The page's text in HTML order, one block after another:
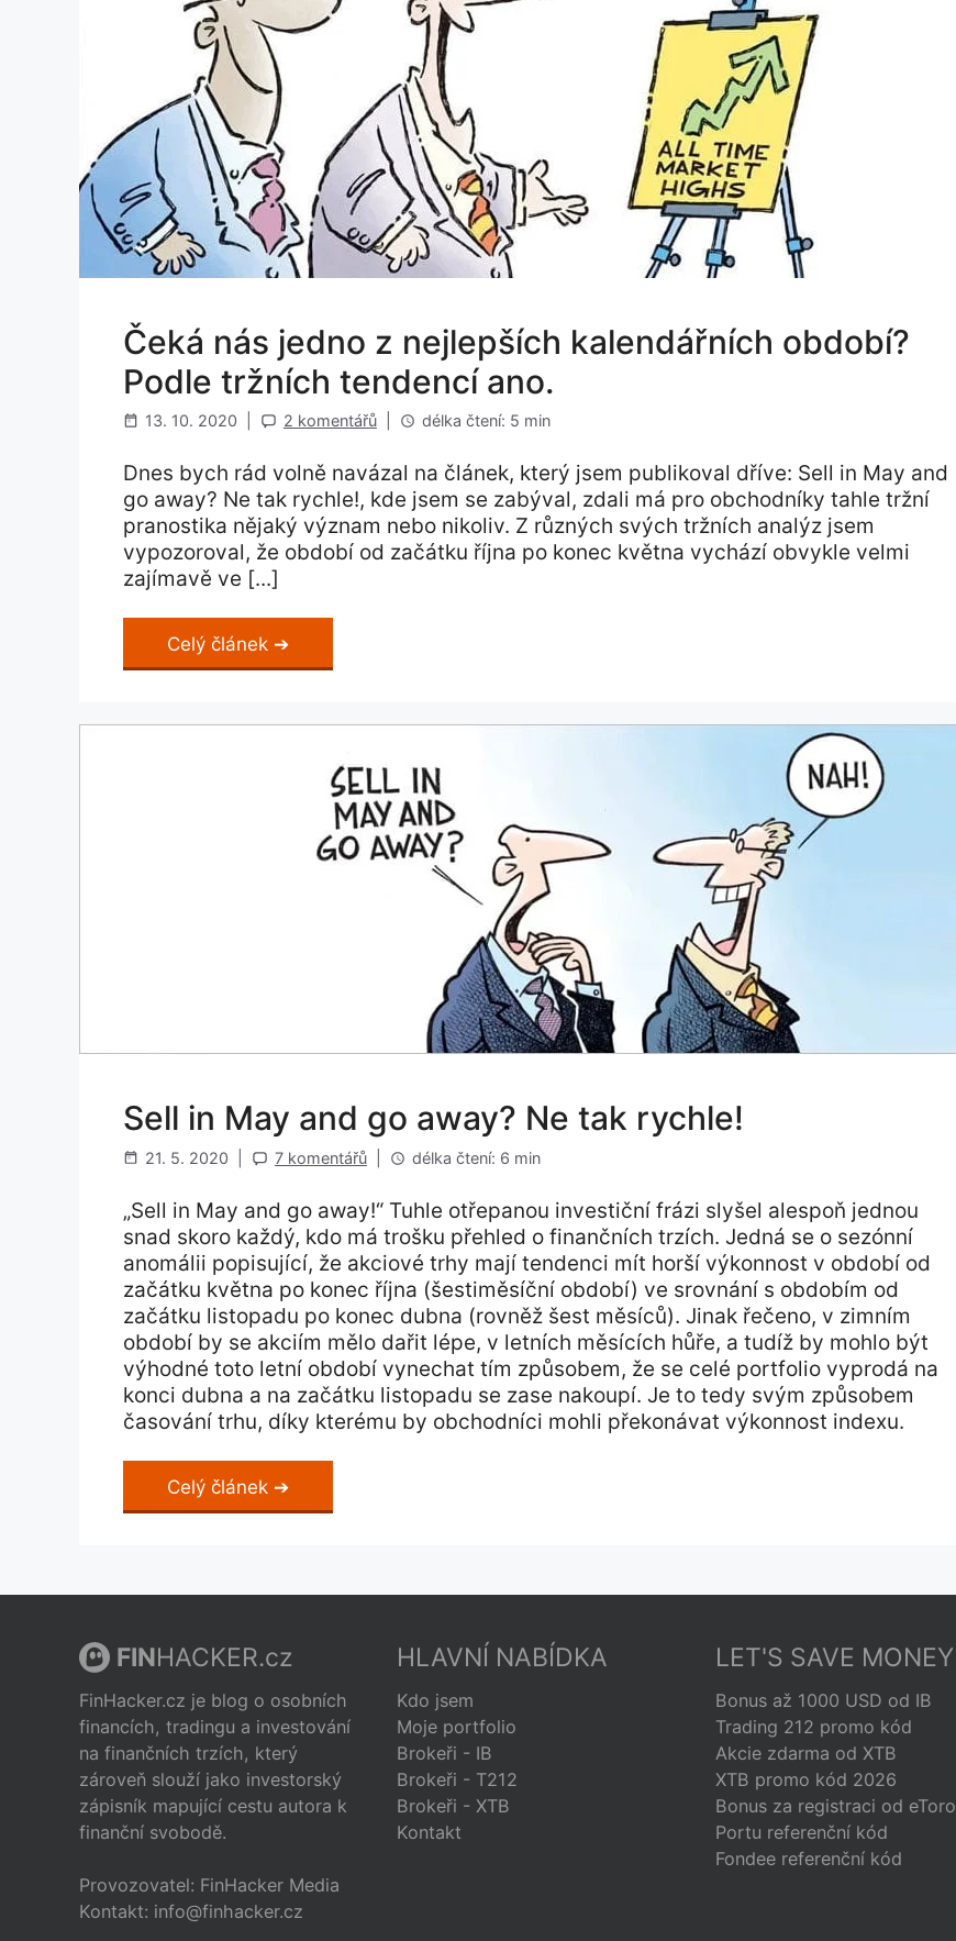
Čeká nás jedno z nejlepších kalendářních období?
Podle tržních tendencí ano.
13. 10. 2020 2 komentářů délka čtení: 5 min
Dnes bych rád volně navázal na článek, který jsem publikoval dříve: Sell in May and
go away? Ne tak rychle!, kde jsem se zabýval, zdali má pro obchodníky tahle tržní
pranostika nějaký význam nebo nikoliv. Z různých svých tržních analýz jsem
vypozoroval, že období od začátku října po konec května vychází obvykle velmi
zajímavě ve [...]
Celý článek
Sell in May and go away? Ne tak rychle!
21. 5. 2020 7 komentářů délka čtení: 6 min
„Sell in May and go away!“ Tuhle otřepanou investiční frázi slyšel alespoň jednou
snad skoro každý, kdo má trošku přehled o finančních trzích. Jedná se o sezónní
anomálii popisující, že akciové trhy mají tendenci mít horší výkonnost v období od
začátku května po konec října (šestiměsíční období) ve srovnání s obdobím od
začátku listopadu po konec dubna (rovněž šest měsíců). Jinak řečeno, v zimním
období by se akciím mělo dařit lépe, v letních měsících hůře, a tudíž by mohlo být
výhodné toto letní období vynechat tím způsobem, že se celé portfolio vyprodá na
konci dubna a na začátku listopadu se zase nakoupí. Je to tedy svým způsobem
časování trhu, díky kterému by obchodníci mohli překonávat výkonnost indexu.
Celý článek
FINHACKER.cz
FinHacker.cz je blog o osobních
financích, tradingu a investování
na finančních trzích, který
zároveň slouží jako investorský
zápisník mapující cestu autora k
finanční svobodě.
Provozovatel: FinHacker Media
Kontakt: info@finhacker.cz
HLAVNÍ NABÍDKA
Kdo jsem
Moje portfolio
Brokeři - IB
Brokeři - T212
Brokeři - XTB
Kontakt
LET'S SAVE MONEY
Bonus až 1000 USD od IB
Trading 212 promo kód
Akcie zdarma od XTB
XTB promo kód 2026
Bonus za registraci od eToro
Portu referenční kód
Fondee referenční kód